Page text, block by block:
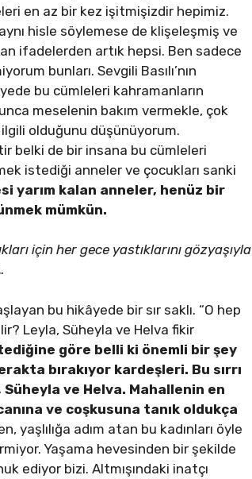
en az bir kez işitmişizdir hepimiz.
hisle söylemese de klişeleşmiş ve
ifadelerden artık hepsi. Ben sadece
bunları. Sevgili Basılı’nın
bu cümleleri kahramanların
meselenin bakım vermekle, çok
olduğunu düşünüyorum.
belki de bir insana bu cümleleri
istediği anneler ve çocukları sanki
yarım kalan anneler, henüz bir
mümkün.
için her gece yastıklarını gözyaşıyla
bu hikâyede bir sır saklı. “O hep
Leyla, Süheyla ve Helva fikir
göre belli ki önemli bir şey
bırakıyor kardeşleri. Bu sırrı
ve Helva. Mahallenin en
ve coşkusuna tanık oldukça
yaşlılığa adım atan bu kadınları öyle
Yaşama hevesinden bir şekilde
ediyor bizi. Altmışındaki inatçı